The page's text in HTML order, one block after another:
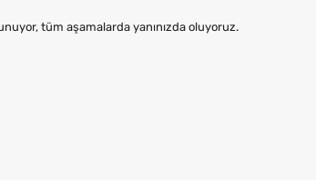
tüm aşamalarda yanınızda oluyoruz.